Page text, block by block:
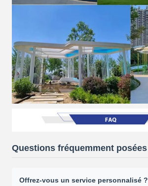
Questions fréquemment posées
Offrez-vous un service personnalisé ?